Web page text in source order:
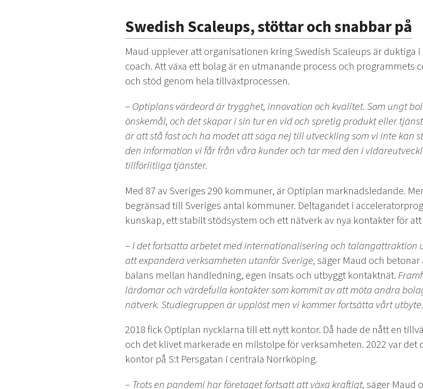
Swedish Scaleups, stöttar och snabbar på
Maud upplever att organisationen kring Swedish Scaleups är duktiga
coach. Att växa ett bolag är en utmanande process och programmets
och stöd genom hela tillväxtprocessen.
–Optiplans värdeord är trygghet, innovation och kvalitet. Som ungt
önskemål, och det skapar i sin tur en vid och spretig produkt eller
är att stå fast och ha modet att säga nej till utveckling som vi inte kan
den information vi får från våra kunder och tar med den i
tillförlitliga tjänster.
Med 87 av Sveriges 290 kommuner, är Optiplan marknadsledande.
begränsad till Sveriges antal kommuner. Deltagandet i
kunskap, ett stabilt stödsystem och ett nätverk av nya kontakter för
–I det fortsatta arbetet med internationalisering och talangattraktion
att expandera verksamheten utanför Sverige,säger Maud och
balans mellan handledning, egen insats och utbyggt kontaktnät.
lärdomar och värdefulla kontakter som kommit av att möta andra
nätverk. Studiegruppen är upplöst men vi kommer fortsätta vårt utbyte.
2018 fick Optiplan nycklarna till ett nytt kontor. Då hade de nått en
och det klivet markerade en milstolpe för verksamheten. 2022 var det
kontor på S:t Persgatan i centrala Norrköping.
– Trots en pandemi har företaget fortsatt att växa kraftigt,säger Maud